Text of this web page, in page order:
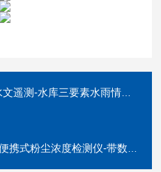
测-水库三要素水雨情自动监测站
式粉尘浓度检测仪-带数据储存